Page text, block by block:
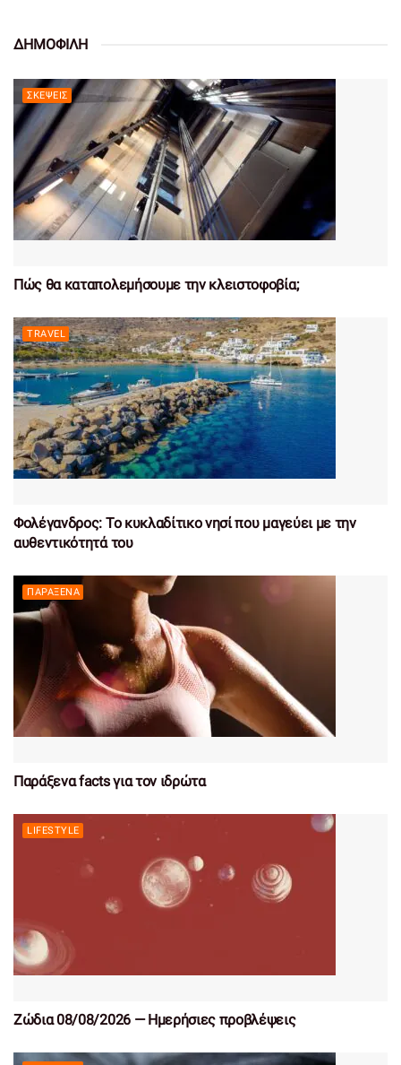
ΔΗΜΟΦΙΛΗ
ΣΚΈΨΕΙΣ
Πώς θα καταπολεμήσουμε την κλειστοφοβία;
TRAVEL
Φολέγανδρος: Το κυκλαδίτικο νησί που μαγεύει με την
αυθεντικότητά του
ΠΑΡΆΞΕΝΑ
Παράξενα facts για τον ιδρώτα
LIFESTYLE
Ζώδια 08/08/2026 — Ημερήσιες προβλέψεις